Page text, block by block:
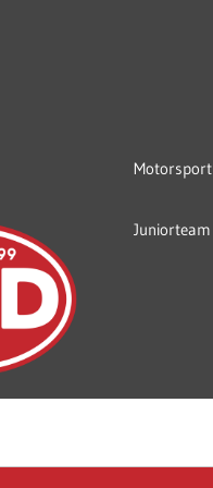
Motorsport
Juniorteam